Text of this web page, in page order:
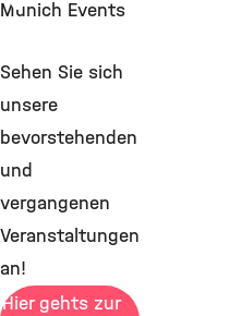
Munich Events
Sehen Sie sich
unsere
bevorstehenden
und
vergangenen
Veranstaltungen
an!
Hier gehts zur